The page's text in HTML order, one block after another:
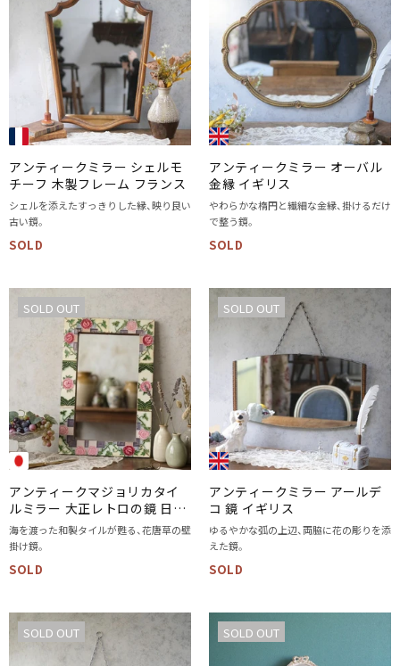
アンティークミラー シェルモ
チーフ 木製フレーム フランス
シェルを添えたすっきりした縁、映り良い
古い鏡。
SOLD
アンティークミラー オーバル
金縁 イギリス
やわらかな楕円と繊細な金縁、掛けるだけ
で整う鏡。
SOLD
SOLD OUT
アンティークマジョリカタイ
ルミラー 大正レトロの鏡 日本
&インド
海を渡った和製タイルが甦る、花唐草の壁
掛け鏡。
SOLD
SOLD OUT
アンティークミラー アールデ
コ 鏡 イギリス
ゆるやかな弧の上辺、両脇に花の彫りを添
えた鏡。
SOLD
SOLD OUT SOLD OUT